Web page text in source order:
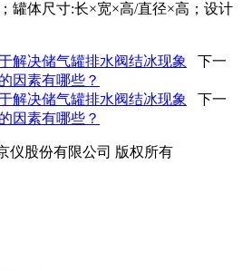
罐体尺寸:长×宽×高/直径×高；设计
解决储气罐排水阀结冰现象
下一
因素有哪些？
解决储气罐排水阀结冰现象
下一
因素有哪些？
仪股份有限公司 版权所有